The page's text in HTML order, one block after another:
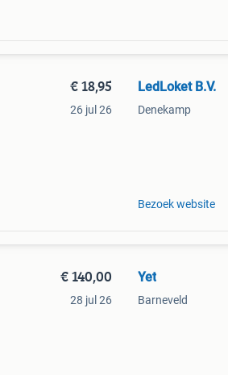
€ 18,95
26 jul 26
LedLoket B.V.
Denekamp
Bezoek website
€ 140,00
28 jul 26
Yet
Barneveld